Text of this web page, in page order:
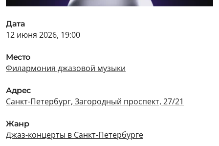
Дата
12 июня 2026, 19:00
Место
Филармония джазовой музыки
Адрес
Санкт-Петербург, Загородный проспект, 27/21
Жанр
Джаз-концерты в Санкт-Петербурге